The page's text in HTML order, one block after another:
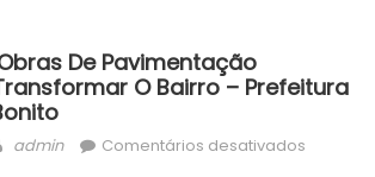
De Pavimentação
O Bairro – Prefeitura
Author
admin Comentários desativadosem